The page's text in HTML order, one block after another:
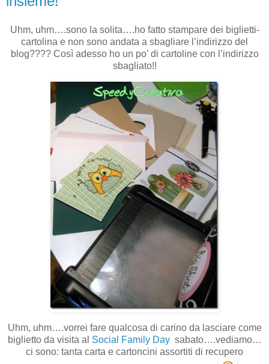
Uhm, uhm….sono la solita….ho fatto stampare dei biglietti-
cartolina e non sono andata a sbagliare l’indirizzo del
blog???? Così adesso ho un po’ di cartoline con l’indirizzo
sbagliato!!
Uhm, uhm….vorrei fare qualcosa di carino da lasciare come
biglietto da visita al Social Family Daysabato….vediamo…
ci sono: tanta carta e cartoncini assortiti di recupero